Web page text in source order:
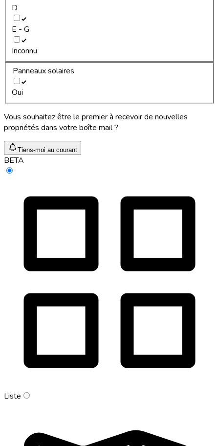
D
E - G
Inconnu
Panneaux solaires
Oui
Vous souhaitez être le premier à recevoir de nouvelles
propriétés dans votre boîte mail ?
Tiens-moi au courant
BETA
Liste